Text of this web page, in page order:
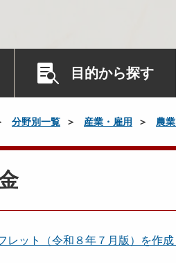
目的から探す
分野別一覧 産業・雇用 農
レット（令和８年７月版）を作成